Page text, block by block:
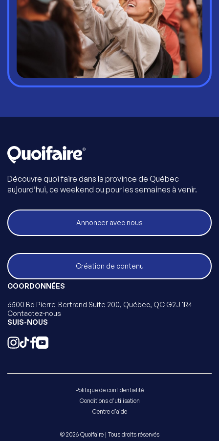
Découvre quoi faire dans la province de Québec
aujourd’hui, ce weekend ou pour les semaines à venir.
Annoncer avec nous
Création de contenu
COORDONNÉES
6500 Bd Pierre-Bertrand Suite 200, Québec, QC G2J 1R4
Contactez-nous
SUIS-NOUS
Politique de confidentialité
Conditions d'utilisation
Centre d'aide
© 2026 Quoifaire | Tous droits réservés